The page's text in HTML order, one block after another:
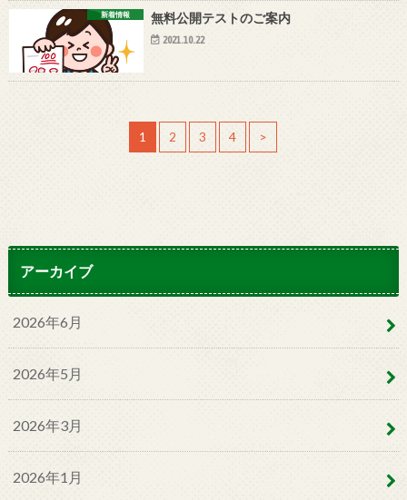
新着情報 無料公開テストのご案内
2021.10.22
1 2 3 4 >
アーカイブ
2026年6月
2026年5月
2026年3月
2026年1月